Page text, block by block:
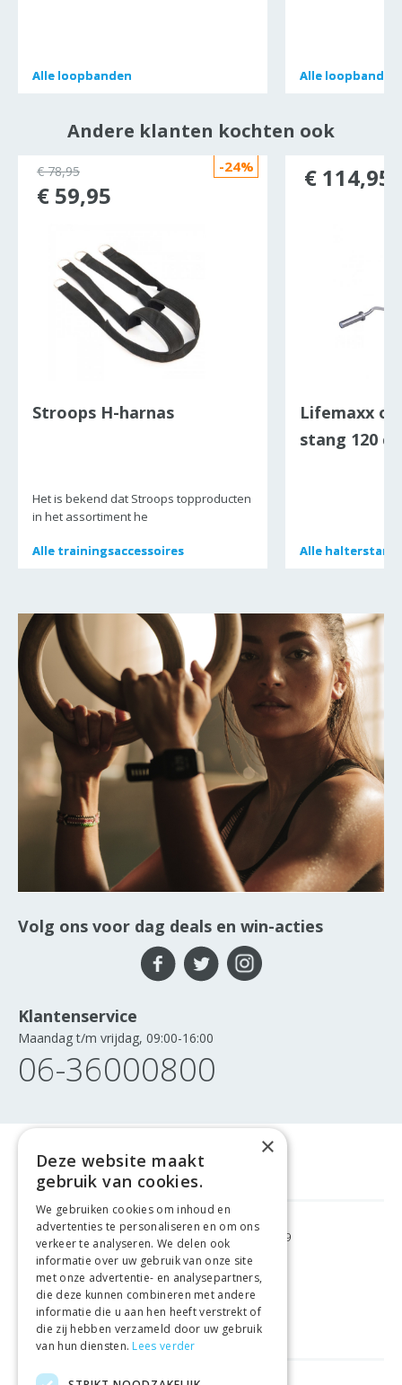
Alle loopbanden
Alle loopbanden Alle loopbanden
Alle loopbanden
Andere klanten kochten ook
-24%
Stroops H-harnas
Het is bekend dat Stroops topproducten
in het assortiment he
Alle trainingsaccessoires
Alle trainingsaccessoires
€ 78,95
€ 59,95
Lifemaxx
stang 120
Alle
Alle
€ 114,95
Volg ons voor dag deals en win-acties
Klantenservice
Maandag t/m vrijdag, 09:00-16:00
06-36000800
GRATIS VERZENDING VANAF €99
GEMAKKELIJKRETOURNEREN
LAAGSTEPRIJSGARANTIE
×
Deze website maakt
gebruik van cookies.
We gebruiken cookies om inhoud en
advertenties te personaliseren en om ons
verkeer te analyseren. We delen ook
informatie over uw gebruik van onze site
met onze advertentie- en analysepartners,
die deze kunnen combineren met andere
informatie die u aan hen heeft verstrekt of
die zij hebben verzameld door uw gebruik
van hun diensten. Lees verder